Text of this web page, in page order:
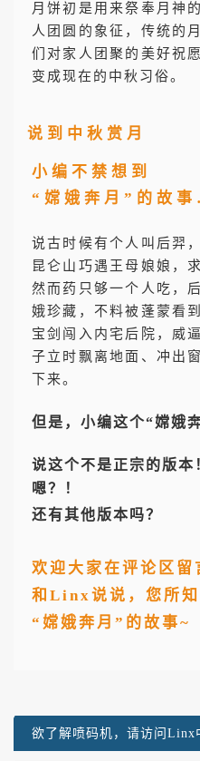
月饼初是用来祭奉月神
人团圆的象征，传统的
们对家人团聚的美好祝愿
变成现在的中秋习俗。
说到中秋赏月
小编不禁想到
“嫦娥奔月”的故
说古时候有个人叫后羿
昆仑山巧遇王母娘娘，
然而药只够一个人吃，
娥珍藏，不料被蓬蒙看
宝剑闯入内宅后院，威
子立时飘离地面、冲出
下来。
但是，小编这个“嫦娥
说这个不是正宗的版本
嗯？
！
还有其他版本吗？
欢迎大家在评论区留
和Linx说说，您所知
“嫦娥奔月”的故事~
欲了解喷码机，请访问Linx